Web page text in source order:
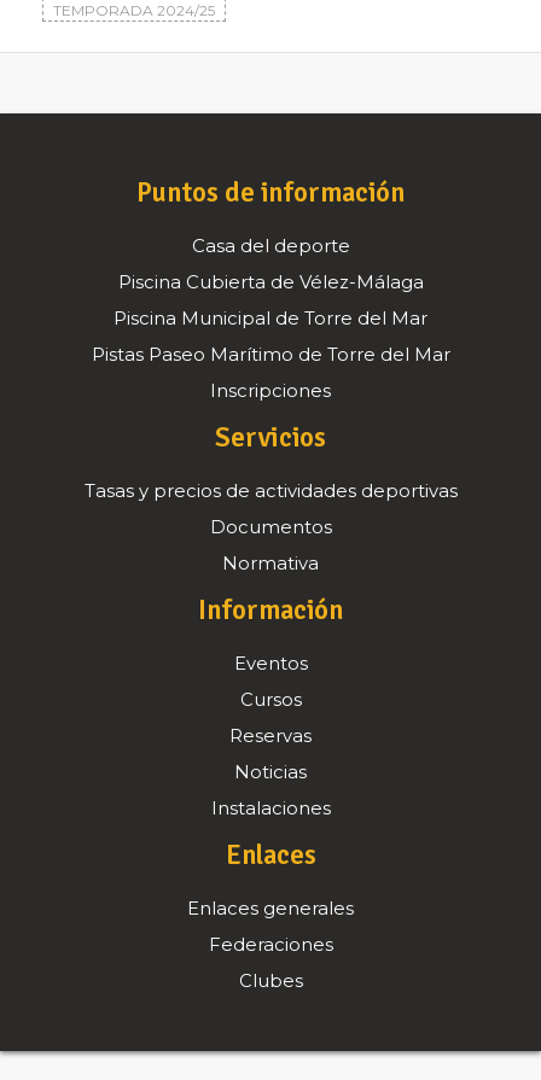
TEMPORADA 2024/25
Puntos de información
Casa del deporte
Piscina Cubierta de Vélez-Málaga
Piscina Municipal de Torre del Mar
Pistas Paseo Marítimo de Torre del Mar
Inscripciones
Servicios
Tasas y precios de actividades deportivas
Documentos
Normativa
Información
Eventos
Cursos
Reservas
Noticias
Instalaciones
Enlaces
Enlaces generales
Federaciones
Clubes